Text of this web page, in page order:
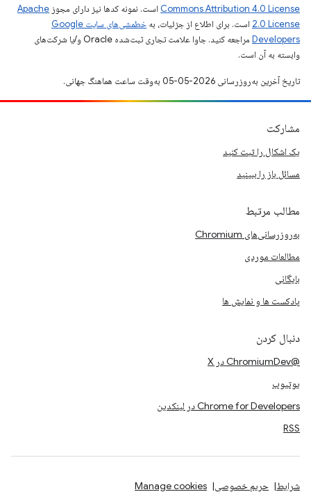
Commons Attribution 4.0 License است. نمونه کدها نیز دارای مجوز Apache
2.0 License است. برای اطلاع از جزئیات، به
خطمشی‌های سایت Google
Developers‏
مراجعه کنید. جاوا علامت تجاری ثبت‌شده Oracle و/یا شرکت‌های
وابسته به آن است.
تاریخ آخرین به‌روزرسانی 2026-05-05 به‌وقت ساعت هماهنگ جهانی.
مشارکت
یک اشکال را ثبت کنید
مسائل باز را ببینید
مطالب مرتبط
به‌روزرسانی‌های Chromium
مطالعات موردی
بایگانی
پادکست ها و نمایش ها
دنبال کردن
@ChromiumDev در X
یوتیوب
Chrome for Developers در لینکدین
RSS
شرایط حریم خصوصی Manage cookies